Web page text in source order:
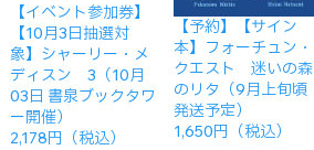
【イベント参加券】
【10月3日抽選対
象】シャーリー・メ
ディスン 3（10月
03日 書泉ブックタワ
ー開催）
2,178円（税込）
【予約】【サイン
本】フォーチュン・
クエスト 迷いの森
のリタ（9月上旬頃
発送予定）
1,650円（税込）